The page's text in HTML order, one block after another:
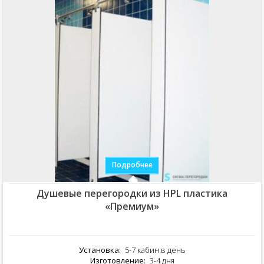
Подробнее
Душевые перегородки из HPL пластика
«Премиум»
Установка: 5-7 кабин в день
Изготовление: 3-4 дня